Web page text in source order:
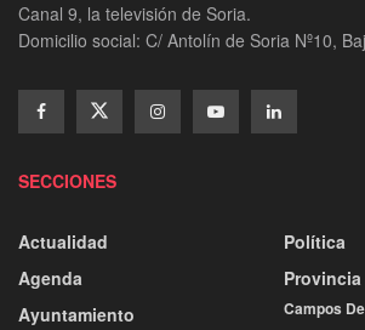
Canal 9, la televisión de Soria.
Domicilio social: C/ Antolín de Soria Nº10,
SECCIONES
Actualidad
Agenda
Ayuntamiento
Política
Provincia
Campos